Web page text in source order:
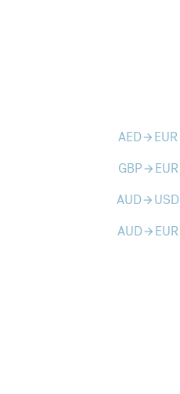
AEDarrow_forward EUR
GBParrow_forward EUR
AUDarrow_forward USD
AUDarrow_forward EUR